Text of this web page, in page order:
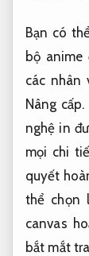
Bạn có
bộ anime
các nhân
Nâng cấp.
nghệ in
mọi chi
quyết
thể chọn
canvas
bắt mắt